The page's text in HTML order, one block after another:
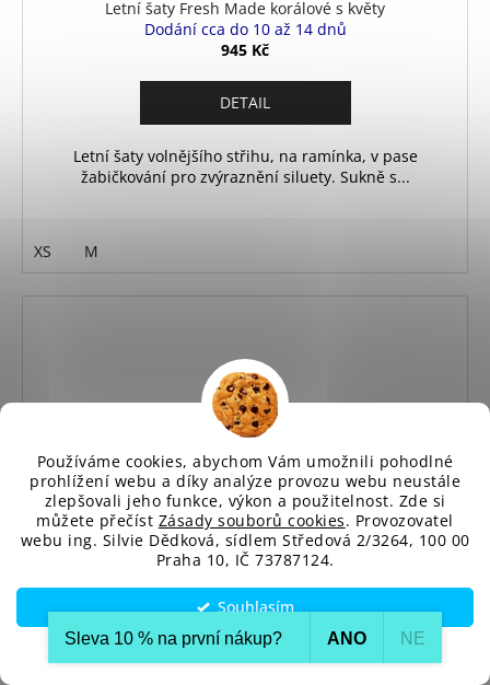
Používáme cookies, abychom Vám umožnili pohodlné
prohlížení webu a díky analýze provozu webu neustále
zlepšovali jeho funkce, výkon a použitelnost. Zde si
můžete přečíst Zásady souborů cookies. Provozovatel
webu ing. Silvie Dědková, sídlem Středová 2/3264, 100 00
Praha 10, IČ 73787124.
Souhlasím
Nastavení
Letní šaty Fresh Made korálové s květy
Dodání cca do 10 až 14 dnů
945 Kč
DETAIL
Letní šaty volnějšího střihu, na ramínka, v pase
žabičkování pro zvýraznění siluety. Sukně s...
XS M
Sleva 10 % na první nákup?​ ANO NE